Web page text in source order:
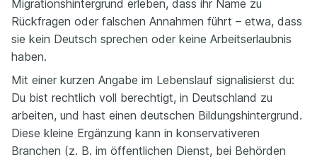
Migrationshintergrund erleben, dass ihr Name zu
Rückfragen oder falschen Annahmen führt – etwa, dass
sie kein Deutsch sprechen oder keine Arbeitserlaubnis
haben.
Mit einer kurzen Angabe im Lebenslauf signalisierst du:
Du bist rechtlich voll berechtigt, in Deutschland zu
arbeiten, und hast einen deutschen Bildungshintergrund.
Diese kleine Ergänzung kann in konservativeren
Branchen (z. B. im öffentlichen Dienst, bei Behörden